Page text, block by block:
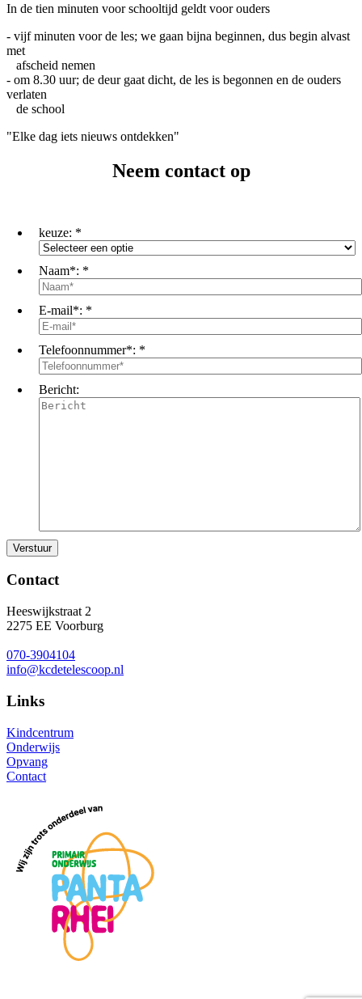
In de tien minuten voor schooltijd geldt voor ouders
- vijf minuten voor de les; we gaan bijna beginnen, dus begin alvast
met
afscheid nemen
- om 8.30 uur; de deur gaat dicht, de les is begonnen en de ouders
verlaten
de school
"Elke dag iets nieuws ontdekken"
Neem contact op
keuze: *
Naam*: *
E-mail*: *
Telefoonnummer*: *
Bericht:
Contact
Heeswijkstraat 2
2275 EE Voorburg
070-3904104
info@kcdetelescoop.nl
Links
Kindcentrum
Onderwijs
Opvang
Contact